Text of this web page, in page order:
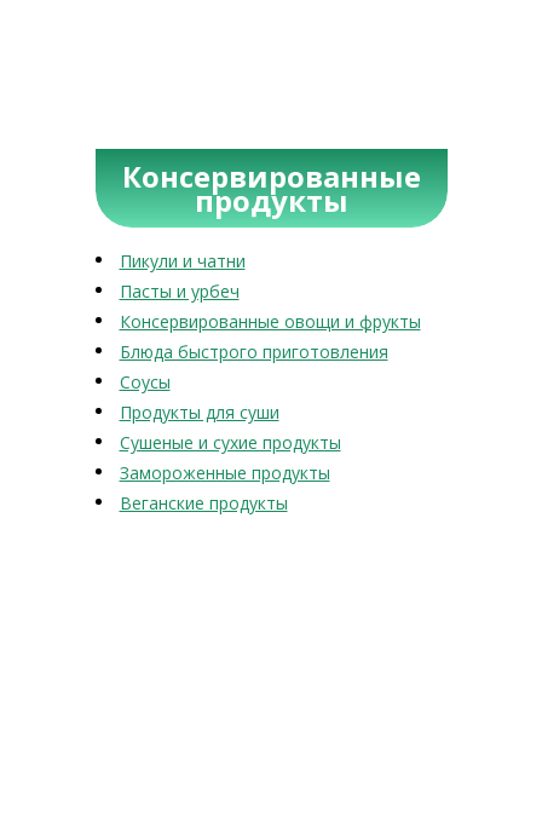
Консервированные
продукты
Пикули и чатни
Пасты и урбеч
Консервированные овощи и фрукты
Блюда быстрого приготовления
Соусы
Продукты для суши
Сушеные и сухие продукты
Замороженные продукты
Веганские продукты